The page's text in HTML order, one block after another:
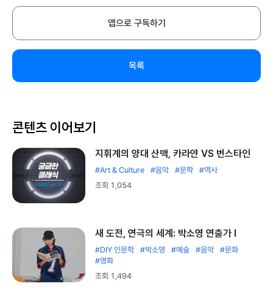
앱으로 구독하기
목록
콘텐츠 이어보기
지휘계의 양대 산맥, 카라얀 VS 번스타인
#Art & Culture #음악 #문학
#역사
조회 1,054
새 도전, 연극의 세계: 박소영 연출가 Ⅰ
#DIY 인문학 #박소영 #예술 #음악
#문화
#영화
조회 1,494